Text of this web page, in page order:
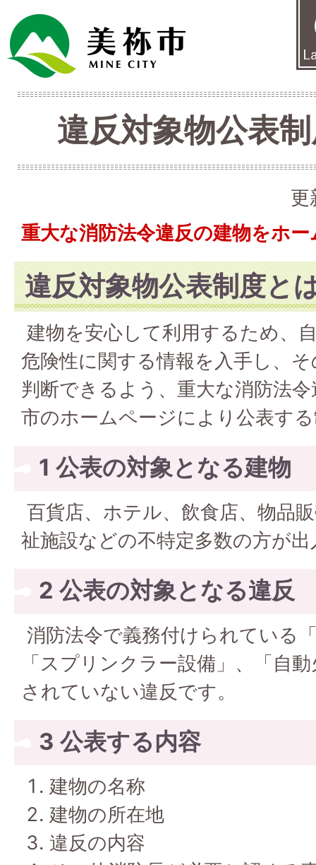
違反対象物公表
更
重大な消防法令違反の建物をホ
違反対象物公表制度と
建物を安心して利用するため、
危険性に関する情報を入手し、
判断できるよう、重大な消防法
市のホームページにより公表す
1 公表の対象となる建物
百貨店、ホテル、飲食店、物品
祉施設などの不特定多数の方が
2 公表の対象となる違反
消防法令で義務付けられている
「スプリンクラー設備」、「自
されていない違反です。
3 公表する内容
建物の名称
建物の所在地
違反の内容